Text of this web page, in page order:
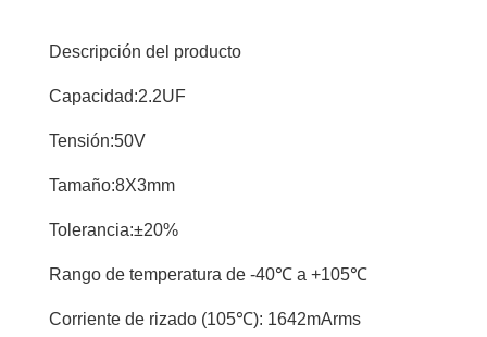
Descripción del producto
Capacidad:2.2UF
Tensión:50V
Tamaño:8X3mm
Tolerancia:±20%
Rango de temperatura de -40℃ a +105℃
Corriente de rizado (105℃): 1642mArms